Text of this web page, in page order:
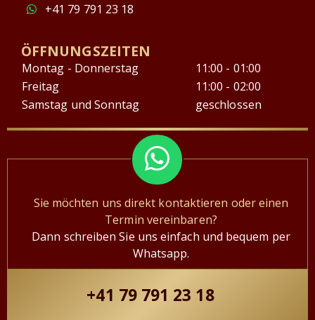
+41 79 791 23 18
ÖFFNUNGSZEITEN
Montag - Donnerstag
11:00 - 01:00
Freitag
11:00 - 02:00
Samstag und Sonntag
geschlossen
Sie möchten uns direkt kontaktieren oder einen
Termin vereinbaren?
Dann schreiben Sie uns einfach und bequem per
Whatsapp.
+41 79 791 23 18